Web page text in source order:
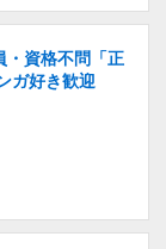
・資格不問「正
ガ好き歓迎